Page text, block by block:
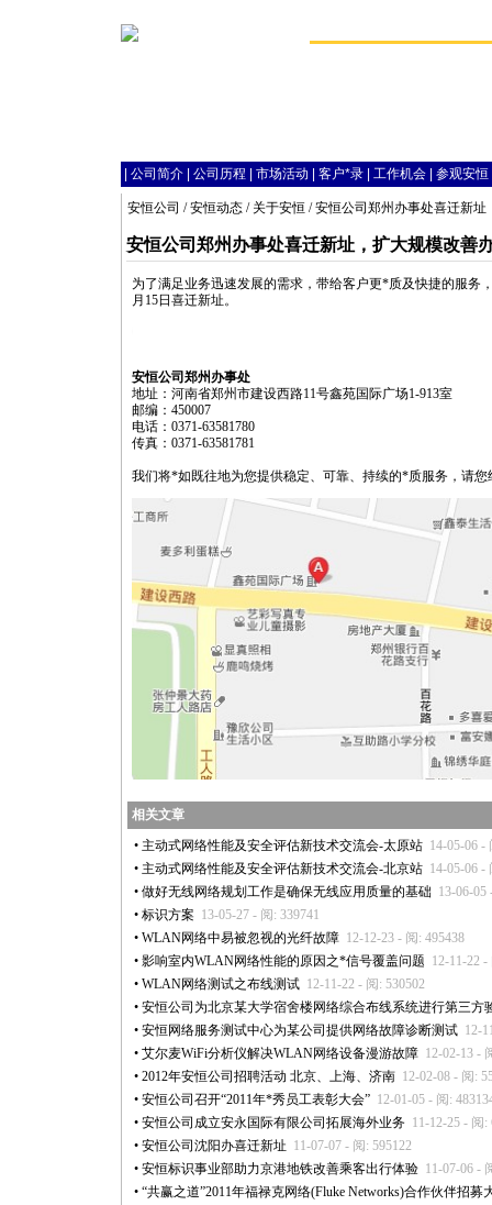
公司简介 公司历程 市场活动 客户*录 工作机会 参观安恒
安恒公司 /安恒动态 / 关于安恒 / 安恒公司郑州办事处喜迁新
安恒公司郑州办事处喜迁新址，扩大规模改善
为了满足业务迅速发展的需求，带给客户更*质及快捷的服务
月15日喜迁新址。
安恒公司郑州办事处
地址：河南省郑州市建设西路11号鑫苑国际广场1-913室
邮编：450007
电话：0371-63581780
传真：0371-63581781
我们将*如既往地为您提供稳定、可靠、持续的*质服务，请
相关文章
• 主动式网络性能及安全评估新技术交流会-太原站 14-05-06 -
• 主动式网络性能及安全评估新技术交流会-北京站 14-05-06 -
• 做好无线网络规划工作是确保无线应用质量的基础 13-06-05
• 标识方案 13-05-27 - 阅: 339741
• WLAN网络中易被忽视的光纤故障 12-12-23 - 阅: 495438
• 影响室内WLAN网络性能的原因之*信号覆盖问题 12-11-22 -
• WLAN网络测试之布线测试 12-11-22 - 阅: 530502
• 安恒公司为北京某大学宿舍楼网络综合布线系统进行第三方
• 安恒网络服务测试中心为某公司提供网络故障诊断测试 12-
• 艾尔麦WiFi分析仪解决WLAN网络设备漫游故障 12-02-13 -
• 2012年安恒公司招聘活动 北京、上海、济南 12-02-08 - 阅:
• 安恒公司召开“2011年*秀员工表彰大会” 12-01-05 - 阅:
• 安恒公司成立安永国际有限公司拓展海外业务 11-12-25 - 阅:
• 安恒公司沈阳办喜迁新址 11-07-07 - 阅: 595122
• 安恒标识事业部助力京港地铁改善乘客出行体验 11-07-06 -
• “共赢之道”2011年福禄克网络(Fluke Networks)合作伙伴招募